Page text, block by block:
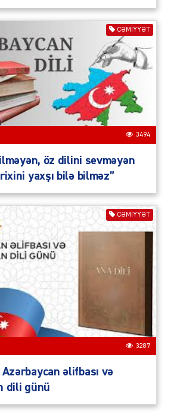
CƏMIYYƏT
3494
öz dilini sevməyən
yaxşı bilə bilməz”
CƏMIYYƏT
3287
əlifbası və
dili günü